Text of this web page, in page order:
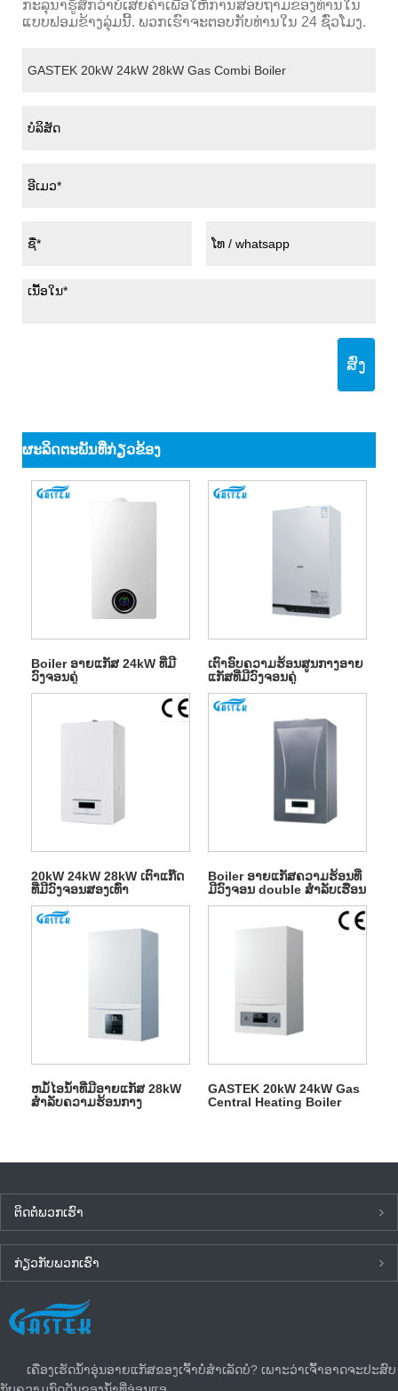
ກະລຸນາຮູ້ສຶກວ່າບໍ່ເສຍຄ່າເພື່ອໃຫ້ການສອບຖາມຂອງທ່ານໃນ
ແບບຟອມຂ້າງລຸ່ມນີ້. ພວກເຮົາຈະຕອບກັບທ່ານໃນ 24 ຊົ່ວໂມງ.
ສົ່ງ
ຜະ​ລິດ​ຕະ​ພັນ​ທີ່​ກ່ຽວ​ຂ້ອງ
Boiler ອາຍແກັສ 24kW ທີ່ມີ
ວົງຈອນຄູ່
ເຕົາອົບຄວາມຮ້ອນສູນກາງອາຍ
ແກັສທີ່ມີວົງຈອນຄູ່
20kW 24kW 28kW ເຕົາແກ໊ດ
ທີ່ມີວົງຈອນສອງເທົ່າ
Boiler ອາຍແກັສຄວາມຮ້ອນທີ່
ມີວົງຈອນ double ສໍາລັບເຮືອນ
ຫມໍ້ໄອນ້ໍາທີ່ມີອາຍແກັສ 28kW
ສໍາລັບຄວາມຮ້ອນກາງ
GASTEK 20kW 24kW Gas
Central Heating Boiler
ຕິດ​ຕໍ່​ພວກ​ເຮົາ
ກ່ຽວ​ກັບ​ພວກ​ເຮົາ
ຂ່າວ​ລ່າ​ສຸດ
ເຄື່ອງເຮັດນ້ຳອຸ່ນອາຍແກັສຂອງເຈົ້າບໍ່ສຳເລັດບໍ? ເພາະວ່າເຈົ້າອາດຈະປະສົບ